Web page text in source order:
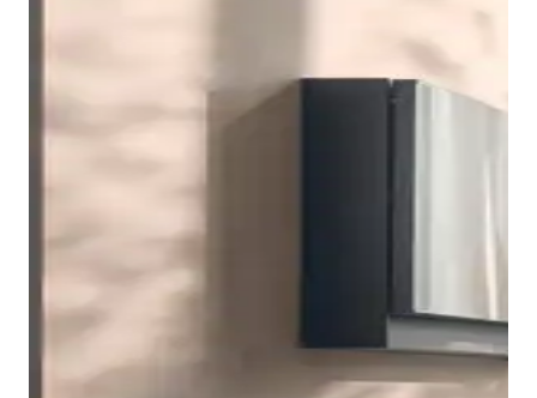
台下式洗脸盆柜为各种洗脸盆设计提供多种解决方案。它
有多种款式可供选择：带两个或四个抽屉，提供最佳的存
储空间——下面的抽屉比上面的抽屉高，以有效利用可用